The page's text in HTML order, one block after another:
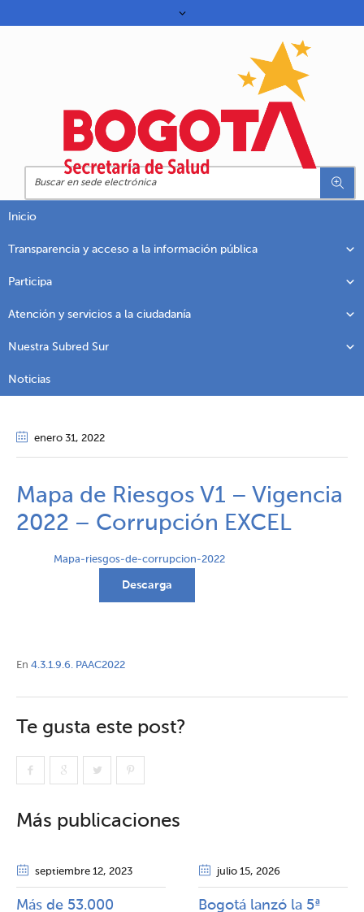
Inicio
Transparencia y acceso a la información pública
Participa
Atención y servicios a la ciudadanía
Nuestra Subred Sur
Noticias
enero 31, 2022
Mapa de Riesgos V1 – Vigencia
2022 – Corrupción EXCEL
Mapa-riesgos-de-corrupcion-2022
Descarga
En 4.3.1.9.6. PAAC2022
Te gusta este post?
Más publicaciones
septiembre 12, 2023
Más de 53.000
julio 15, 2026
Bogotá lanzó la 5ª